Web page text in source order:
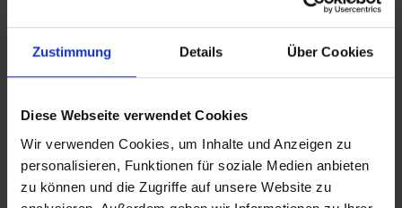
Zustimmung Details Über Cookies
Diese Webseite verwendet Cookies
Wir verwenden Cookies, um Inhalte und Anzeigen zu
personalisieren, Funktionen für soziale Medien anbieten
zu können und die Zugriffe auf unsere Website zu
Beitrag Herunterladen
CLEAN_Wohnen in der Kirche